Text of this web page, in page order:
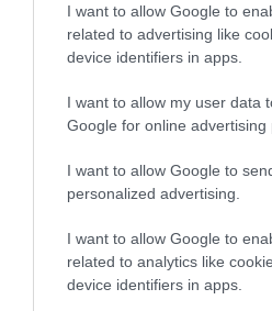
I want to allow Google to
related to advertising like
device identifiers in apps.
I want to allow my user data
Google for online advertising
I want to allow Google to
personalized advertising.
I want to allow Google to
related to analytics like
device identifiers in apps.
Gault&Millau sapkát
és borlapjával. Ha valaki a
teraszáról híresHotel
a történelem és a modern
októberi Marunada
ahol a helyi különlegességek
séfjei teszik még
desszertjeikkel.